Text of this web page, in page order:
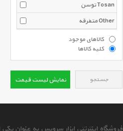
توسن Tosan
متفرقه Other
کالاهای موجود
کلیه کالاها
جستجو نمایش لیست قیمت
فروشگاه اینترنتی ابزار سرویس به عنوان